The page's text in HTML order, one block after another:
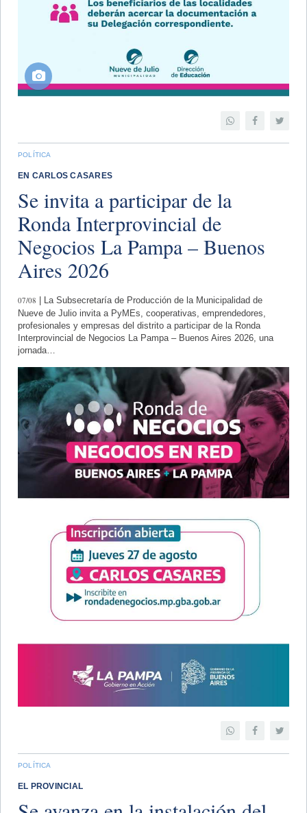
POLÍTICA
EN CARLOS CASARES
Se invita a participar de la
Ronda Interprovincial de
Negocios La Pampa – Buenos
Aires 2026
07/08 | La Subsecretaría de Producción de la Municipalidad de
Nueve de Julio invita a PyMEs, cooperativas, emprendedores,
profesionales y empresas del distrito a participar de la Ronda
Interprovincial de Negocios La Pampa – Buenos Aires 2026, una
jornada…
POLÍTICA
EL PROVINCIAL